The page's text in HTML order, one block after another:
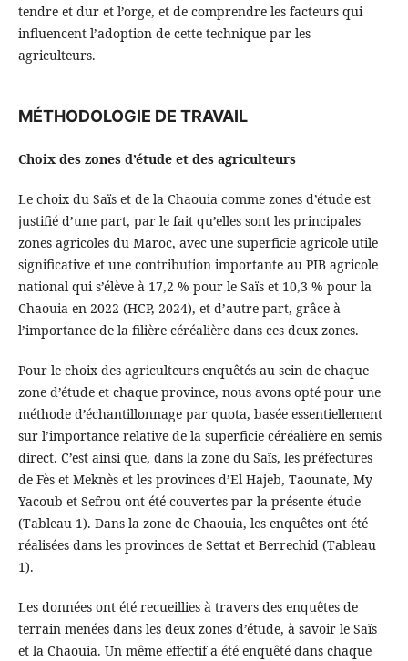
tendre et dur et l’orge, et de comprendre les facteurs qui
influencent l’adoption de cette technique par les
agriculteurs.
MÉTHODOLOGIE DE TRAVAIL
Choix des zones d’étude et des agriculteurs
Le choix du Saïs et de la Chaouia comme zones d’étude est
justifié d’une part, par le fait qu’elles sont les principales
zones agricoles du Maroc, avec une superficie agricole utile
significative et une contribution importante au PIB agricole
national qui s’élève à 17,2 % pour le Saïs et 10,3 % pour la
Chaouia en 2022 (HCP, 2024), et d’autre part, grâce à
l’importance de la filière céréalière dans ces deux zones.
Pour le choix des agriculteurs enquêtés au sein de chaque
zone d’étude et chaque province, nous avons opté pour une
méthode d’échantillonnage par quota, basée essentiellement
sur l’importance relative de la superficie céréalière en semis
direct. C’est ainsi que, dans la zone du Saïs, les préfectures
de Fès et Meknès et les provinces d’El Hajeb, Taounate, My
Yacoub et Sefrou ont été couvertes par la présente étude
(Tableau 1). Dans la zone de Chaouia, les enquêtes ont été
réalisées dans les provinces de Settat et Berrechid (Tableau
1).
Les données ont été recueillies à travers des enquêtes de
terrain menées dans les deux zones d’étude, à savoir le Saïs
et la Chaouia. Un même effectif a été enquêté dans chaque